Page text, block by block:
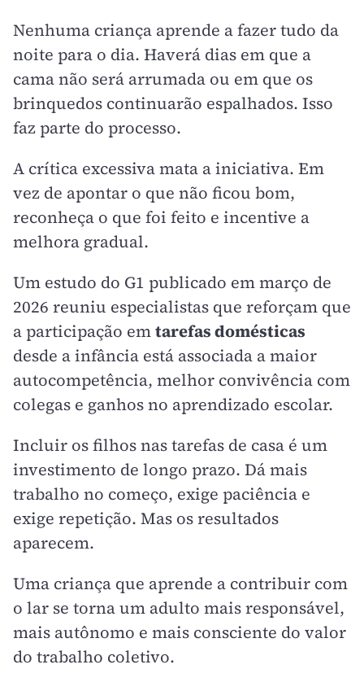
Nenhuma criança aprende a fazer tudo da
noite para o dia. Haverá dias em que a
cama não será arrumada ou em que os
brinquedos continuarão espalhados. Isso
faz parte do processo.
A crítica excessiva mata a iniciativa. Em
vez de apontar o que não ficou bom,
reconheça o que foi feito e incentive a
melhora gradual.
Um estudo do G1 publicado em março de
2026 reuniu especialistas que reforçam que
a participação emtarefas domésticas
desde a infância está associada a maior
autocompetência, melhor convivência com
colegas e ganhos no aprendizado escolar.
Incluir os filhos nas tarefas de casa é um
investimento de longo prazo. Dá mais
trabalho no começo, exige paciência e
exige repetição. Mas os resultados
aparecem.
Uma criança que aprende a contribuir com
o lar se torna um adulto mais responsável,
mais autônomo e mais consciente do valor
do trabalho coletivo.